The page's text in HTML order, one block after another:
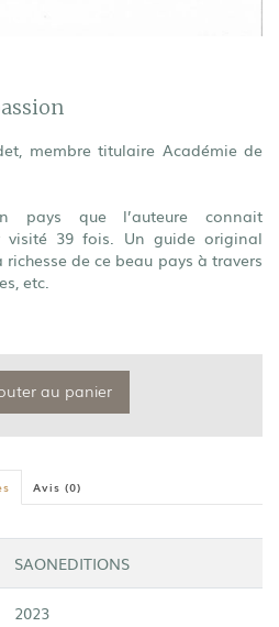
membre titulaire Académie de
pays que l’auteure connait
visité 39 fois. Un guide original
de ce beau pays à travers
etc.
au panier
Avis (0)
SAONEDITIONS
2023